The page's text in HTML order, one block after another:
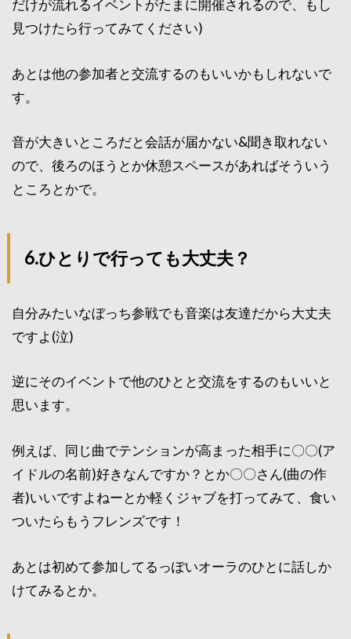
だけが流れるイベントがたまに開催されるので、もし
見つけたら行ってみてください)
あとは他の参加者と交流するのもいいかもしれないで
す。
音が大きいところだと会話が届かない&聞き取れない
ので、後ろのほうとか休憩スペースがあればそういう
ところとかで。
6.ひとりで行っても大丈夫？
自分みたいなぼっち参戦でも音楽は友達だから大丈夫
ですよ(泣)
逆にそのイベントで他のひとと交流をするのもいいと
思います。
例えば、同じ曲でテンションが高まった相手に〇〇(ア
イドルの名前)好きなんですか？とか〇〇さん(曲の作
者)いいですよねーとか軽くジャブを打ってみて、食い
ついたらもうフレンズです！
あとは初めて参加してるっぽいオーラのひとに話しか
けてみるとか。